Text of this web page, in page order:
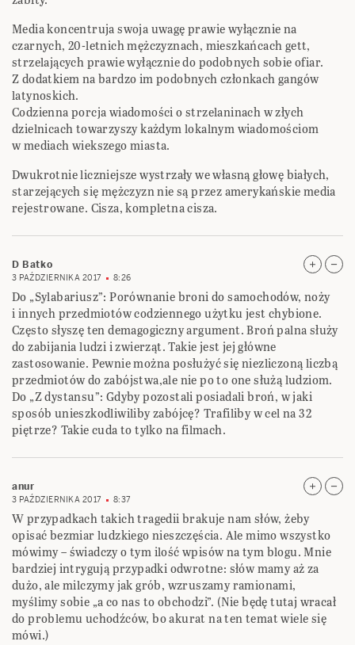
Media koncentruja swoja uwagę prawie wyłącznie na
czarnych, 20-letnich mężczyznach, mieszkańcach gett,
strzelających prawie wyłącznie do podobnych sobie ofiar.
Z dodatkiem na bardzo im podobnych członkach gangów
latynoskich.
Codzienna porcja wiadomości o strzelaninach w złych
dzielnicach towarzyszy każdym lokalnym wiadomościom
w mediach wiekszego miasta.
Dwukrotnie liczniejsze wystrzały we własną głowę białych,
starzejących się mężczyzn nie są przez amerykańskie media
rejestrowane. Cisza, kompletna cisza.
D Batko
3 PAŹDZIERNIKA 2017 8:26
Do „Sylabariusz”: Porównanie broni do samochodów, noży
i innych przedmiotów codziennego użytku jest chybione.
Często słyszę ten demagogiczny argument. Broń palna służy
do zabijania ludzi i zwierząt. Takie jest jej główne
zastosowanie. Pewnie można posłużyć się niezliczoną liczbą
przedmiotów do zabójstwa,ale nie po to one służą ludziom.
Do „Z dystansu”: Gdyby pozostali posiadali broń, w jaki
sposób unieszkodliwiliby zabójcę? Trafiliby w cel na 32
piętrze? Takie cuda to tylko na filmach.
anur
3 PAŹDZIERNIKA 2017 8:37
W przypadkach takich tragedii brakuje nam słów, żeby
opisać bezmiar ludzkiego nieszczęścia. Ale mimo wszystko
mówimy – świadczy o tym ilość wpisów na tym blogu. Mnie
bardziej intrygują przypadki odwrotne: słów mamy aż za
dużo, ale milczymy jak grób, wzruszamy ramionami,
myślimy sobie „a co nas to obchodzi”. (Nie będę tutaj wracał
do problemu uchodźców, bo akurat na ten temat wiele się
mówi.)